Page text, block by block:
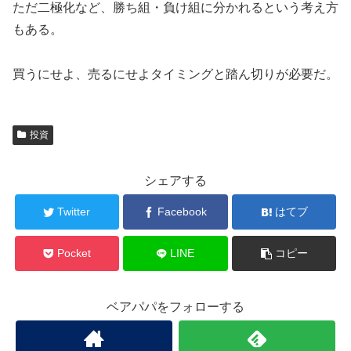
ただ二極化など、勝ち組・負け組に分かれるという考え方
もある。
買うにせよ、売るにせよタイミングと踏ん切りが必要だ。
投資
シェアする
Twitter Facebook はてブ
Pocket LINE コピー
ベアパパをフォローする